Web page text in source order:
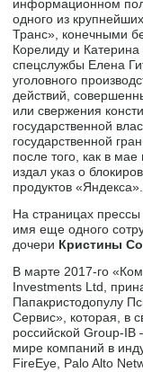
информационном
одного из
Транс», конечными
Корелиду и
спецслужбы Елена
уголовного
действий,
или свержения
государственной
государственной
после того, как в
издал указ о
продуктов «Яндекса».
На страницах
имя еще одного
дочери Кристины
В марте 2017-го
Investments Ltd,
Папакристодопулу
Сервис», которая, в
российской Group-
мире компаний в
FireEye, Palo Alto